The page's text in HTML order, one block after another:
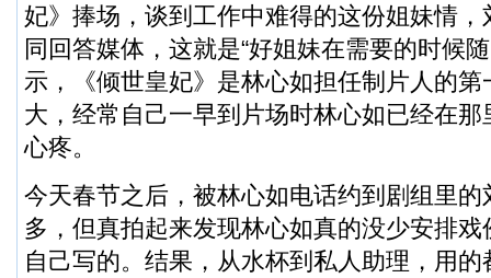
妃》捧场，谈到工作中难得的这份姐妹情
同回答媒体，这就是“好姐妹在需要的时候
示，《倾世皇妃》是林心如担任制片人的
大，经常自己一早到片场时林心如已经在
心疼。
今天春节之后，被林心如电话约到剧组里
多，但真拍起来发现林心如真的没少安排
自己写的。结果，从水杯到私人助理，用